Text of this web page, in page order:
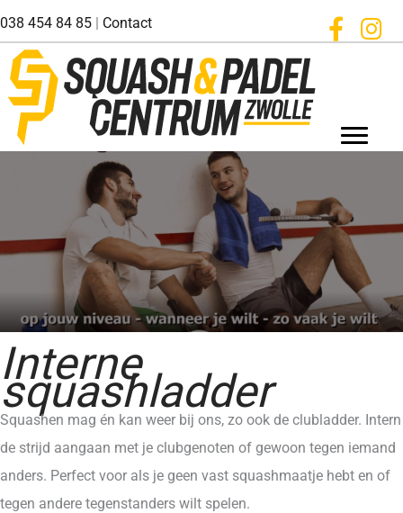
Ga
naar
de
inhoud
038 454 84 85 | Contact
Interne
squashladder
Squashen mag én kan weer bij ons, zo ook de clubladder. Intern
de strijd aangaan met je clubgenoten of gewoon tegen iemand
anders. Perfect voor als je geen vast squashmaatje hebt en of
tegen andere tegenstanders wilt spelen.